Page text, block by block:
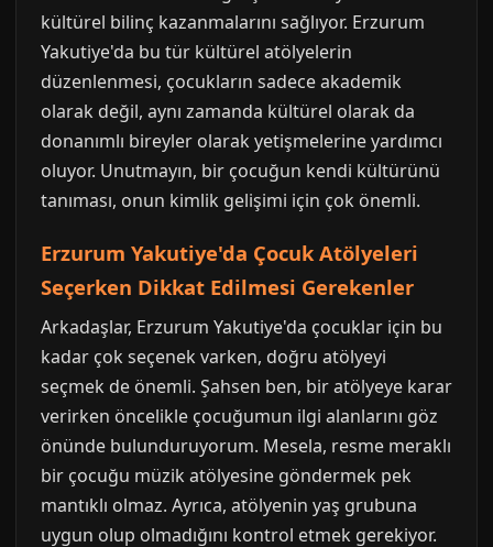
kültürel bilinç kazanmalarını sağlıyor. Erzurum
Yakutiye'da bu tür kültürel atölyelerin
düzenlenmesi, çocukların sadece akademik
olarak değil, aynı zamanda kültürel olarak da
donanımlı bireyler olarak yetişmelerine yardımcı
oluyor. Unutmayın, bir çocuğun kendi kültürünü
tanıması, onun kimlik gelişimi için çok önemli.
Erzurum Yakutiye'da Çocuk Atölyeleri
Seçerken Dikkat Edilmesi Gerekenler
Arkadaşlar, Erzurum Yakutiye'da çocuklar için bu
kadar çok seçenek varken, doğru atölyeyi
seçmek de önemli. Şahsen ben, bir atölyeye karar
verirken öncelikle çocuğumun ilgi alanlarını göz
önünde bulunduruyorum. Mesela, resme meraklı
bir çocuğu müzik atölyesine göndermek pek
mantıklı olmaz. Ayrıca, atölyenin yaş grubuna
uygun olup olmadığını kontrol etmek gerekiyor.